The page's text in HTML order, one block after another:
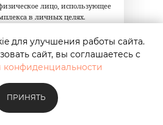
ЗАБРОНИРОВАТЬ БАНЮ
для улучшения работы сайта.
сайт, вы соглашаетесь с
ПРИНЯТЬ
лицо, использующее
в личных целях.
— предварительное
Комплекта на определённый
интервал.
объект бронирования: 2
+ стол + зонт.
— оплата 100% стоимости
Комплекта.
— ребёнок в возрасте до 12